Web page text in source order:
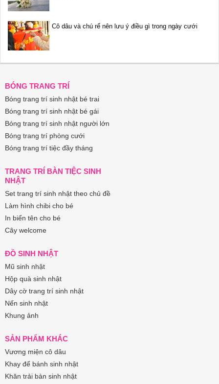
Cô dâu và chú rể nên lưu ý điều gì trong ngày cưới
BÓNG TRANG TRÍ
Bóng trang trí sinh nhật bé trai
Bóng trang trí sinh nhật bé gái
Bóng trang trí sinh nhật người lớn
Bóng trang trí phòng cưới
Bóng trang trí tiệc đầy tháng
TRANG TRÍ BÀN TIỆC SINH
NHẬT
Set trang trí sinh nhật theo chủ đề
Làm hình chibi cho bé
In biển tên cho bé
Cây welcome
ĐỒ SINH NHẬT
Mũ sinh nhật
Hộp quà sinh nhật
Dây cờ trang trí sinh nhật
Nến sinh nhật
Khung ảnh
SẢN PHẨM KHÁC
Vương miện cô dâu
Khay để bánh sinh nhật
Khăn trải bàn sinh nhật